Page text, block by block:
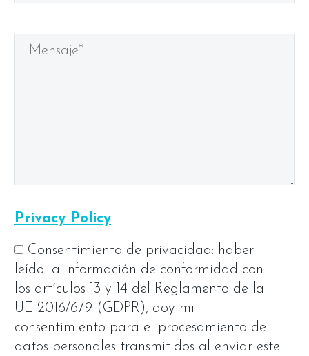
Privacy Policy
Consentimiento de privacidad: haber
leído la información de conformidad con
los artículos 13 y 14 del Reglamento de la
UE 2016/679 (GDPR), doy mi
consentimiento para el procesamiento de
datos personales transmitidos al enviar este